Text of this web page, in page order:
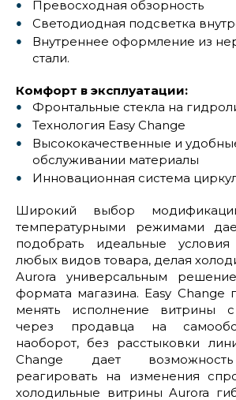
Превосходная обзорность
Светодиодная подсветка
Внутреннее оформление из
стали.
Комфорт в эксплуатации:
Фронтальные стекла на
Технология Easy Change
Высококачественные и
обслуживании материалы
Инновационная система
Широкий выбор
температурными режимами
подобрать идеальные
любых видов товара, делая
Aurora универсальным
формата магазина. Easy Change
менять исполнение витрины
через продавца на
наоборот, без расстыковки
Change дает
реагировать на изменения
холодильные витрины Aurora